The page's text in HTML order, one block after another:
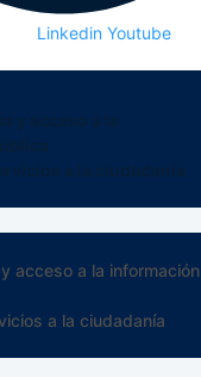
Linkedin Youtube
acceso a la información
a la ciudadanía